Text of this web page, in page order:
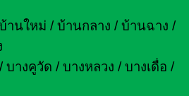
านใหม่ / บ้านกลาง / บ้านฉาง /
บางคูวัด / บางหลวง / บางเดื่อ /